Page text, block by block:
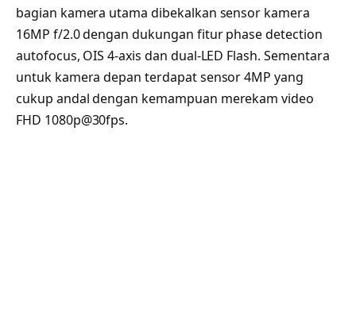
bagian kamera utama dibekalkan sensor kamera
16MP f/2.0 dengan dukungan fitur phase detection
autofocus, OIS 4-axis dan dual-LED Flash. Sementara
untuk kamera depan terdapat sensor 4MP yang
cukup andal dengan kemampuan merekam video
FHD 1080p@30fps.